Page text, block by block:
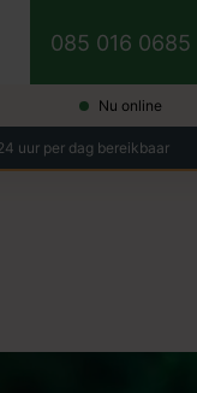
085 016 0685
Nu online
uur per dag bereikbaar